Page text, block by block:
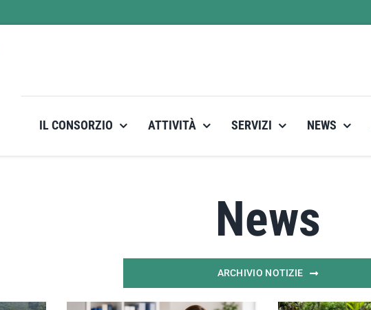
IL CONSORZIO ATTIVITÀ SERVIZI NEWS
News
ARCHIVIO NOTIZIE